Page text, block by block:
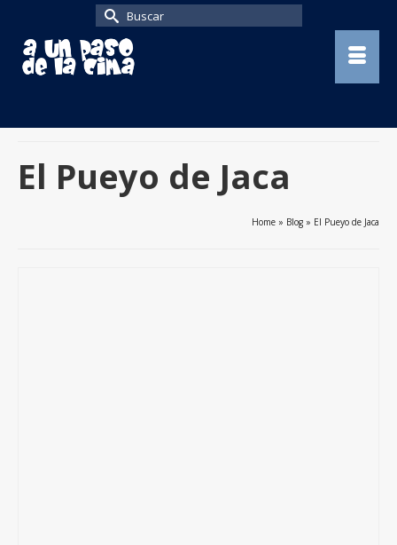
Buscar
por:
El Pueyo de Jaca
Home » Blog » El Pueyo de Jaca